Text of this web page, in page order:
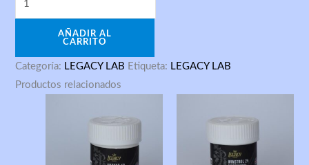
AÑADIR AL
CARRITO
Categoría: LEGACY LAB Etiqueta: LEGACY LAB
Productos relacionados